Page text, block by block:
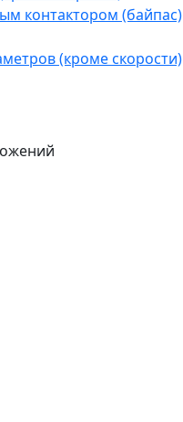
контактором (байпас)
(кроме скорости)